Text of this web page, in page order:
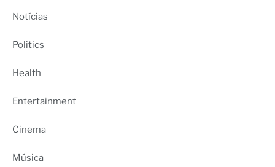
Notícias
Politics
Health
Entertainment
Cinema
Música